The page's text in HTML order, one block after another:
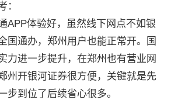
：
APP体验好，虽然线下网点不如银
国通办，郑州用户也能正常开。国
力进一步提升，在郑州也有营业网
州开银河证券很方便，关键就是先
步到位了后续省心很多。